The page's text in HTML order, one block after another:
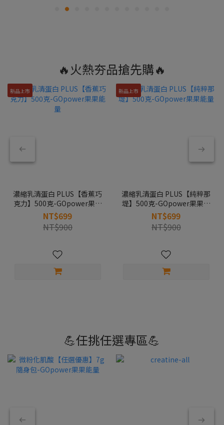
🔥火熱夯品搶先購🔥
新品上市
濃縮乳清蛋白 PLUS【香蕉巧
克力】500克-GOpower果果
能量
NT$699
NT$900
新品上市
濃縮乳清蛋白 PLUS【純粹那
堤】500克-GOpower果果能
量
NT$699
NT$900
💪任挑任選專區💪